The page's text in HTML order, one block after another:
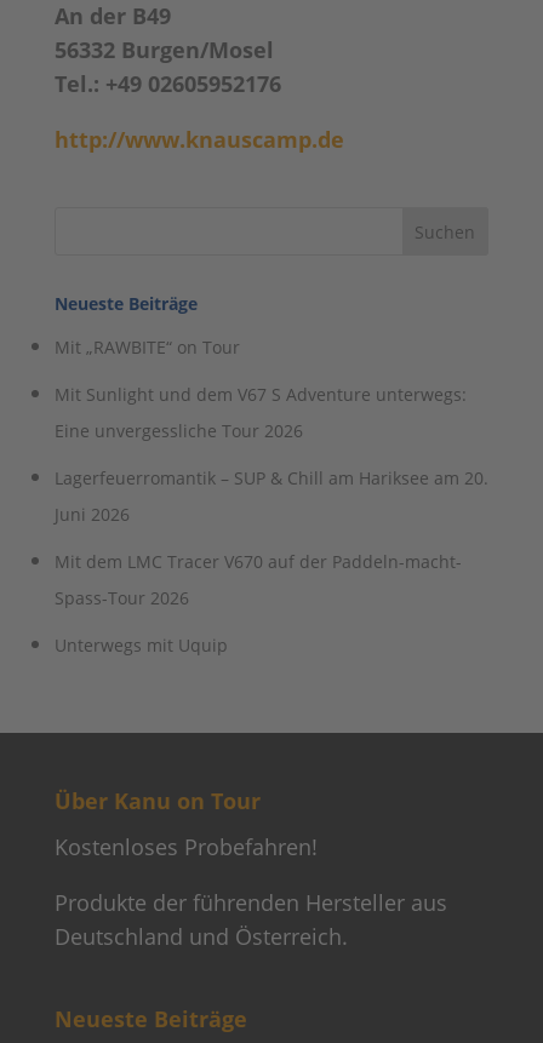
An der B49
56332 Burgen/Mosel
Tel.: +49 02605952176
http://www.knauscamp.de
Neueste Beiträge
Mit „RAWBITE“ on Tour
Mit Sunlight und dem V67 S Adventure unterwegs:
Eine unvergessliche Tour 2026
Lagerfeuerromantik – SUP & Chill am Hariksee am 20.
Juni 2026
Mit dem LMC Tracer V670 auf der Paddeln-macht-
Spass-Tour 2026
Unterwegs mit Uquip
Über Kanu on Tour
Kostenloses Probefahren!
Produkte der führenden Hersteller aus
Deutschland und Österreich.
Neueste Beiträge